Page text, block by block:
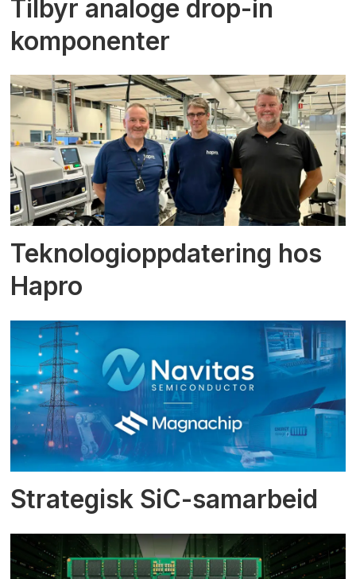
Tilbyr analoge drop-in
komponenter
Teknologioppdatering hos
Hapro
Strategisk SiC-samarbeid